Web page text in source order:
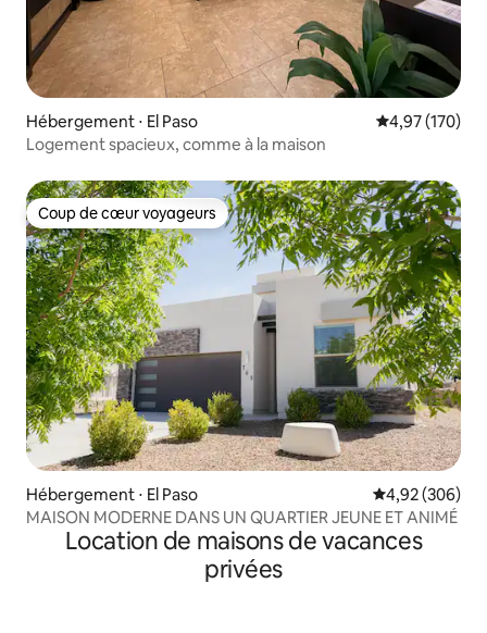
Hébergement ⋅ El Paso Évaluation
4,97 (170)
Logement spacieux, comme à la maison
Coup de cœur voyageurs
Coup de cœur voyageurs
Hébergement ⋅ El Paso Évaluation
4,92 (306)
MAISON MODERNE DANS UN QUARTIER JEUNE ET ANIMÉ
Location de maisons de vacances
privées